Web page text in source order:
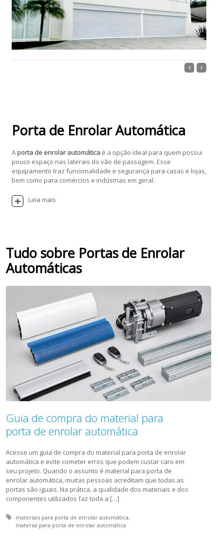
Porta de Enrolar Automática
A porta de enrolar automáticaé a opção ideal para quem possui
pouco espaço nas laterais do vão de passagem. Esse
equipamento traz funcionalidade e segurança para casas e lojas,
bem como para comércios e indústrias em geral.
Leia mais
Tudo sobre Portas de Enrolar
Automáticas
Guia de compra do material para
porta de enrolar automática
Acesse um guia de compra do material para porta de enrolar
automática e evite cometer erros que podem custar caro em
seu projeto. Quando o assunto é material para porta de
enrolar automática, muitas pessoas acreditam que todas as
portas são iguais. Na prática, a qualidade dos materiais e dos
componentes utilizados faz toda a […]
Tagged with:
materiais para porta de enrolar automática
material para porta de enrolar automática